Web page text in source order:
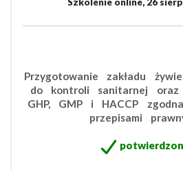
Przygotowanie zakładu
do kontroli sanitarnej oraz
GHP, GMP i HACCP
przepisami